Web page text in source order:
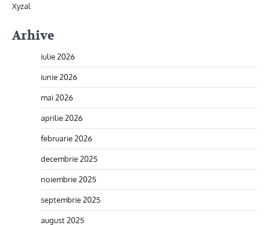
Xyzal
Arhive
iulie 2026
iunie 2026
mai 2026
aprilie 2026
februarie 2026
decembrie 2025
noiembrie 2025
septembrie 2025
august 2025